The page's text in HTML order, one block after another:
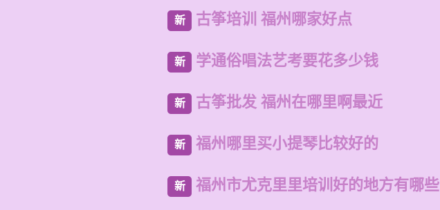
新 古筝培训 福州哪家好点
新 学通俗唱法艺考要花多少钱
新 古筝批发 福州在哪里啊最近
新 福州哪里买小提琴比较好的
新 福州市尤克里里培训好的地方有哪些